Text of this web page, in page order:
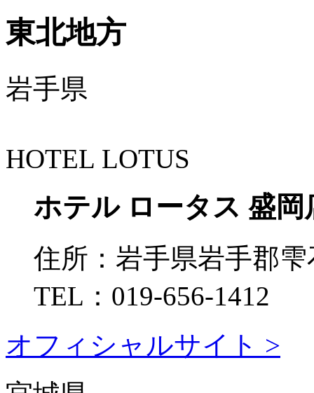
東北地方
岩手県
HOTEL LOTUS
ホテル ロータス 盛岡
住所： 岩手県岩手郡
TEL： 019-656-1412
オフィシャルサイト >